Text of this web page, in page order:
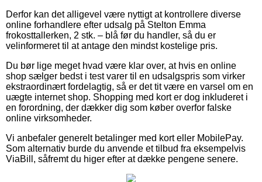
Derfor kan det alligevel være nyttigt at kontrollere diverse
online forhandlere efter udsalg på Stelton Emma
frokosttallerken, 2 stk. – blå før du handler, så du er
velinformeret til at antage den mindst kostelige pris.
Du bør lige meget hvad være klar over, at hvis en online
shop sælger bedst i test varer til en udsalgspris som virker
ekstraordinært fordelagtig, så er det tit være en varsel om en
uægte internet shop. Shopping med kort er dog inkluderet i
en forordning, der dækker dig som køber overfor falske
online virksomheder.
Vi anbefaler generelt betalinger med kort eller MobilePay.
Som alternativ burde du anvende et tilbud fra eksempelvis
ViaBill, såfremt du higer efter at dække pengene senere.